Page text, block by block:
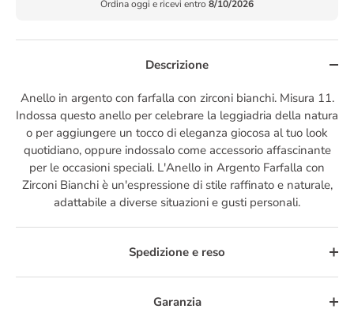
Ordina oggi e ricevi entro 8/10/2026
Descrizione
Anello in argento con farfalla con zirconi bianchi. Misura 11.
Indossa questo anello per celebrare la leggiadria della natura
o per aggiungere un tocco di eleganza giocosa al tuo look
quotidiano, oppure indossalo come accessorio affascinante
per le occasioni speciali. L'Anello in Argento Farfalla con
Zirconi Bianchi è un'espressione di stile raffinato e naturale,
adattabile a diverse situazioni e gusti personali.
Spedizione e reso
Garanzia